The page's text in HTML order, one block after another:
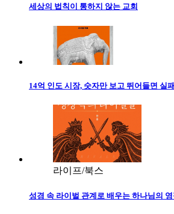
세상의 법칙이 통하지 않는 교회
14억 인도 시장, 숫자만 보고 뛰어들면 실
라이프/북스
성경 속 라이벌 관계로 배우는 하나님의